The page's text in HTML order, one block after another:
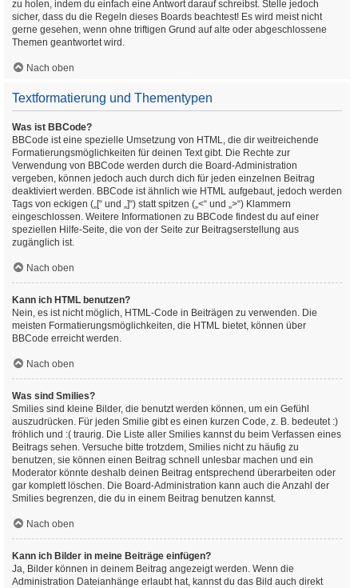
zu holen, indem du einfach eine Antwort darauf schreibst. Stelle jedoch
sicher, dass du die Regeln dieses Boards beachtest! Es wird meist nicht
gerne gesehen, wenn ohne triftigen Grund auf alte oder abgeschlossene
Themen geantwortet wird.
Nach oben
Textformatierung und Thementypen
Was ist BBCode?
BBCode ist eine spezielle Umsetzung von HTML, die dir weitreichende
Formatierungsmöglichkeiten für deinen Text gibt. Die Rechte zur
Verwendung von BBCode werden durch die Board-Administration
vergeben, können jedoch auch durch dich für jeden einzelnen Beitrag
deaktiviert werden. BBCode ist ähnlich wie HTML aufgebaut, jedoch werden
Tags von eckigen („[“ und „]“) statt spitzen („<“ und „>“) Klammern
eingeschlossen. Weitere Informationen zu BBCode findest du auf einer
speziellen Hilfe-Seite, die von der Seite zur Beitragserstellung aus
zugänglich ist.
Nach oben
Kann ich HTML benutzen?
Nein, es ist nicht möglich, HTML-Code in Beiträgen zu verwenden. Die
meisten Formatierungsmöglichkeiten, die HTML bietet, können über
BBCode erreicht werden.
Nach oben
Was sind Smilies?
Smilies sind kleine Bilder, die benutzt werden können, um ein Gefühl
auszudrücken. Für jeden Smilie gibt es einen kurzen Code, z. B. bedeutet :)
fröhlich und :( traurig. Die Liste aller Smilies kannst du beim Verfassen eines
Beitrags sehen. Versuche bitte trotzdem, Smilies nicht zu häufig zu
benutzen, sie können einen Beitrag schnell unlesbar machen und ein
Moderator könnte deshalb deinen Beitrag entsprechend überarbeiten oder
gar komplett löschen. Die Board-Administration kann auch die Anzahl der
Smilies begrenzen, die du in einem Beitrag benutzen kannst.
Nach oben
Kann ich Bilder in meine Beiträge einfügen?
Ja, Bilder können in deinem Beitrag angezeigt werden. Wenn die
Administration Dateianhänge erlaubt hat, kannst du das Bild auch direkt